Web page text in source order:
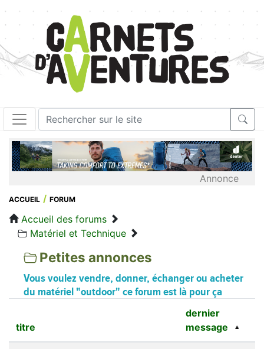
Annonce
ACCUEIL FORUM
Accueil des forums
Matériel et Technique
Petites annonces
Vous voulez vendre, donner, échanger ou acheter
du matériel "outdoor" ce forum est là pour ça
titre
dernier
message